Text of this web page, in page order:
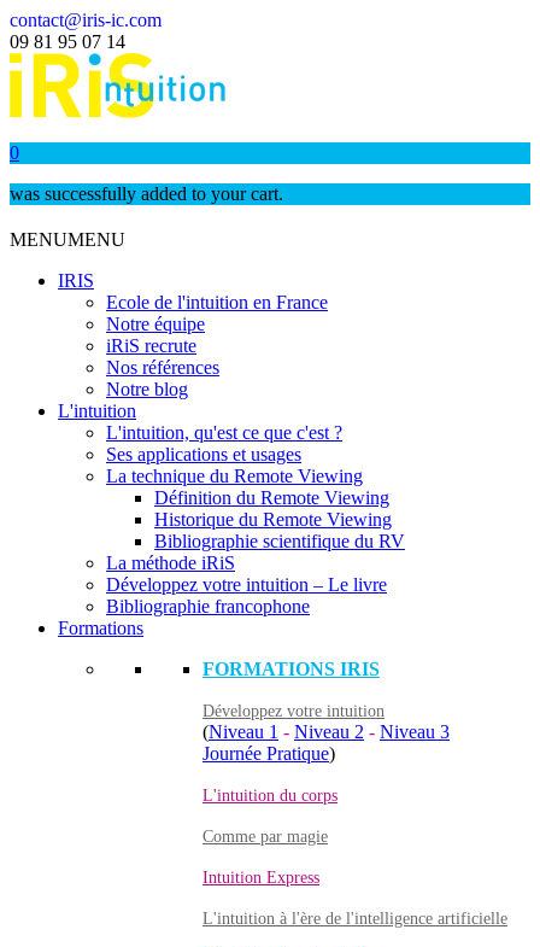
contact@iris-ic.com
09 81 95 07 14
0
was successfully added to your cart.
MENUMENU
IRIS
Ecole de l'intuition en France
Notre équipe
iRiS recrute
Nos références
Notre blog
L'intuition
L'intuition, qu'est ce que c'est ?
Ses applications et usages
La technique du Remote Viewing
Définition du Remote Viewing
Historique du Remote Viewing
Bibliographie scientifique du RV
La méthode iRiS
Développez votre intuition – Le livre
Bibliographie francophone
Formations
FORMATIONS IRIS
Développez votre intuition
(Niveau 1 - Niveau 2 - Niveau 3
Journée Pratique)
L'intuition du corps
Comme par magie
Intuition Express
L'intuition à l'ère de l'intelligence artificielle